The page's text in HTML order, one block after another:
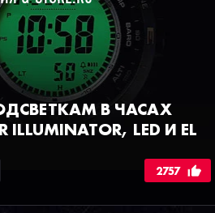
В ЧАСАХ
ILLUMINATOR, LED И EL
2757